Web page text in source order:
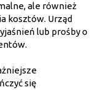
ale również
kosztów. Urząd
lub prośby o
się